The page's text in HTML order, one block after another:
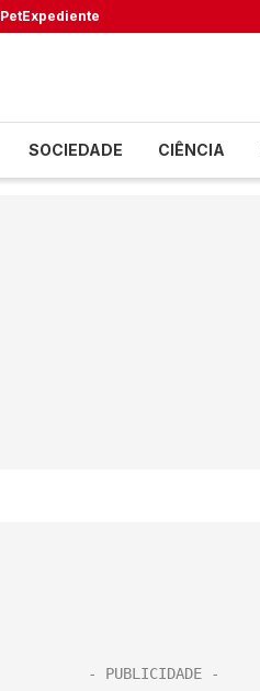
PetExpediente
SOCIEDADE CIÊNCIA